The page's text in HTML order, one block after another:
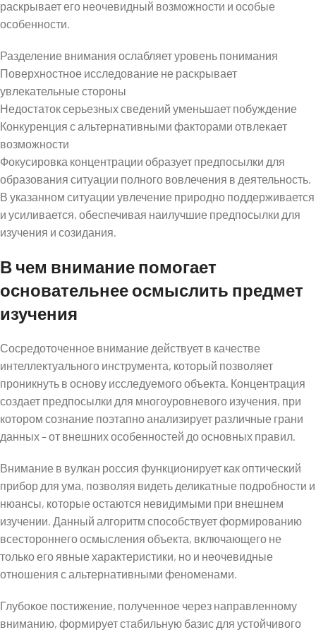
раскрывает его неочевидный возможности и особые
особенности.
Разделение внимания ослабляет уровень понимания
Поверхностное исследование не раскрывает
увлекательные стороны
Недостаток серьезных сведений уменьшает побуждение
Конкуренция с альтернативными факторами отвлекает
возможности
Фокусировка концентрации образует предпосылки для
образования ситуации полного вовлечения в деятельность.
В указанном ситуации увлечение природно поддерживается
и усиливается, обеспечивая наилучшие предпосылки для
изучения и созидания.
В чем внимание помогает
основательнее осмыслить предмет
изучения
Сосредоточенное внимание действует в качестве
интеллектуального инструмента, который позволяет
проникнуть в основу исследуемого объекта. Концентрация
создает предпосылки для многоуровневого изучения, при
котором сознание поэтапно анализирует различные грани
данных – от внешних особенностей до основных правил.
Внимание в вулкан россия функционирует как оптический
прибор для ума, позволяя видеть деликатные подробности и
нюансы, которые остаются невидимыми при внешнем
изучении. Данный алгоритм способствует формированию
всестороннего осмысления объекта, включающего не
только его явные характеристики, но и неочевидные
отношения с альтернативными феноменами.
Глубокое постижение, полученное через направленному
вниманию, формирует стабильную базис для устойчивого